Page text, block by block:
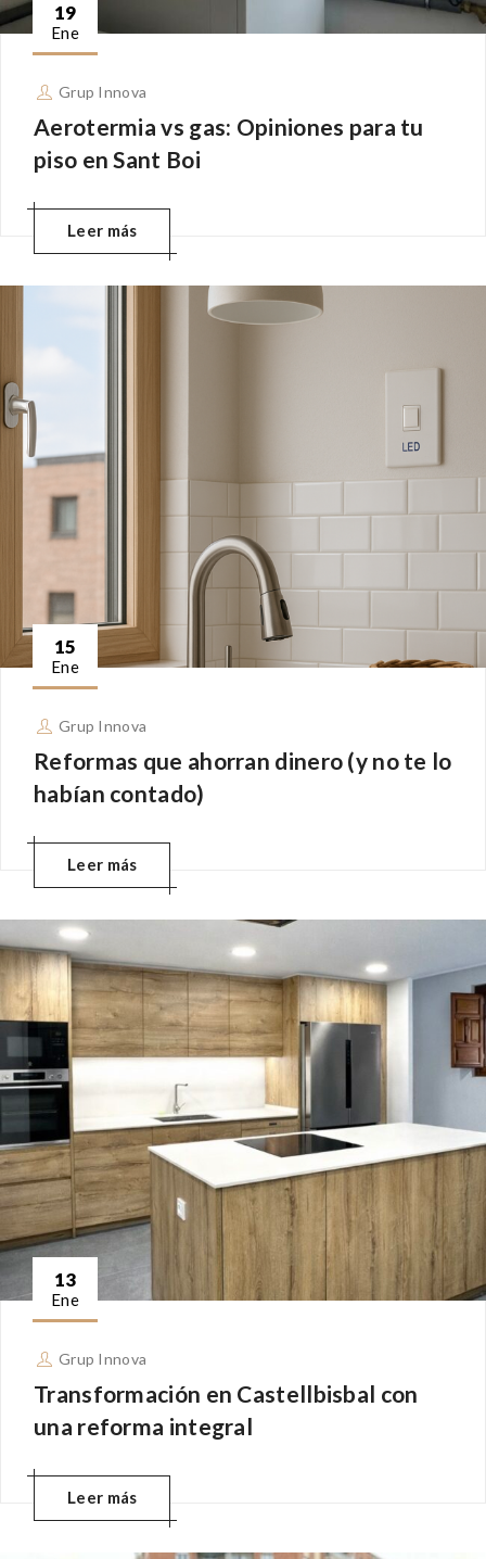
19
Ene
Grup Innova
Aerotermia vs gas: Opiniones para tu
piso en Sant Boi
Leer más
15
Ene
Grup Innova
Reformas que ahorran dinero (y no te lo
habían contado)
Leer más
13
Ene
Grup Innova
Transformación en Castellbisbal con
una reforma integral
Leer más